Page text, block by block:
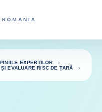
COFACE FOR TRADE -
ROMANIA
EXPERȚILOR
EVALUARE RISC DE ȚARĂ